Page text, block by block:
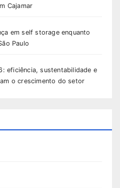
Cajamar
em self storage enquanto
Paulo
eficiência, sustentabilidade e
o crescimento do setor